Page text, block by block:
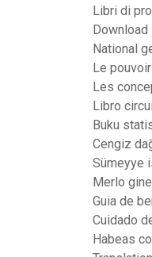
Libri di
National
Le
Les
Libro
Buku
Cengiz
Sümeyye
Merlo
Guia de
Cuidado
Habeas